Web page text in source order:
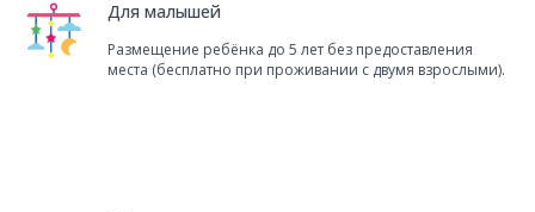
Для малышей
Размещение ребёнка до 5 лет без предоставления
места (бесплатно при проживании с двумя взрослыми).